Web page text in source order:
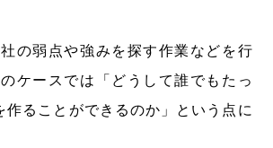
の弱点や強みを探す作業などを行
ケースでは「どうして誰でもたっ
作ることができるのか」という点に